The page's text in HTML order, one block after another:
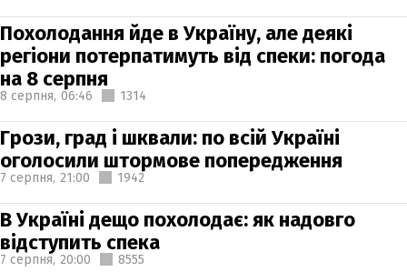
Похолодання йде в Україну, але деякі
регіони потерпатимуть від спеки: погода
на 8 серпня
8 серпня, 06:46 1314
Грози, град і шквали: по всій Україні
оголосили штормове попередження
7 серпня, 21:00 1942
В Україні дещо похолодає: як надовго
відступить спека
7 серпня, 20:00 8555